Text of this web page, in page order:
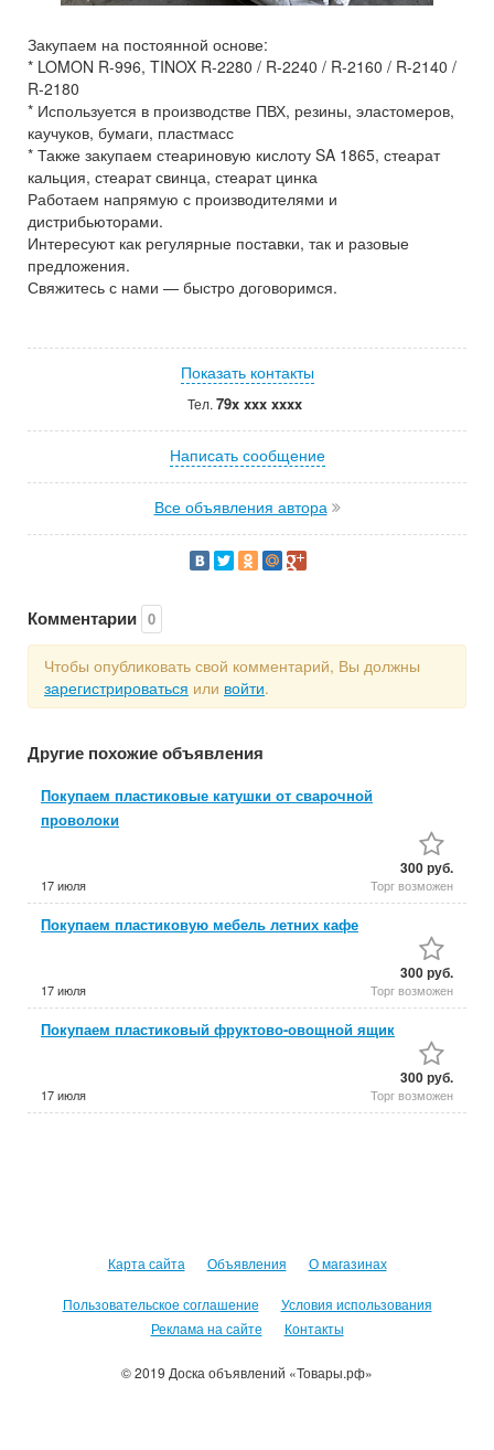
Закупаем на постоянной основе:
* LOMON R-996, TINOX R-2280 / R-2240 / R-2160 / R-2140 /
R-2180
* Используется в производстве ПВХ, резины, эластомеров,
каучуков, бумаги, пластмасс
* Также закупаем стеариновую кислоту SA 1865, стеарат
кальция, стеарат свинца, стеарат цинка
Работаем напрямую с производителями и
дистрибьюторами.
Интересуют как регулярные поставки, так и разовые
предложения.
Свяжитесь с нами — быстро договоримся.
Показать контакты
Тел. 79x xxx xxxx
Написать сообщение
Все объявления автора
Комментарии 0
Чтобы опубликовать свой комментарий, Вы должны
зарегистрироваться или войти.
Другие похожие объявления
Покупаем пластиковые катушки от сварочной
проволоки
17 июля
300 руб.
Торг возможен
Покупаем пластиковую мебель летних кафе
17 июля
300 руб.
Торг возможен
Покупаем пластиковый фруктово-овощной ящик
17 июля
300 руб.
Торг возможен
Карта сайта Объявления О магазинах
Пользовательское соглашение
Условия использования
Реклама на сайте
Контакты
© 2019 Доска объявлений «Товары.рф»